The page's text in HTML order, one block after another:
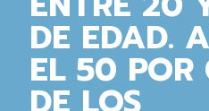
DE EDAD.
EL 50 POR